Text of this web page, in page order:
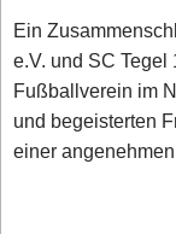
Ein
e.V. und SC
Fußballverein im
und begeisterten
einer